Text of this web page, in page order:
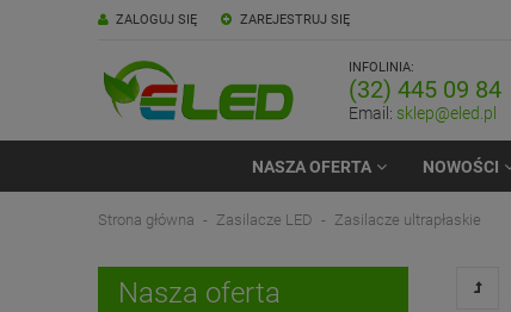
ZAREJESTRUJ SIĘ
ZALOGUJ SIĘ
INFOLINIA:
(32) 445 09 84
Email: sklep@eled.pl
NASZA OFERTA NOWOŚCI
Strona główna Zasilacze LED Zasilacze ultrapłaskie
Nasza oferta